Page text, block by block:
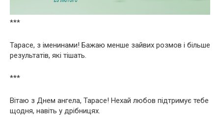
***
Тарасе, з іменинами! Бажаю менше зайвих розмов і більше
результатів, які тішать.
***
Вітаю з Днем ангела, Тарасе! Нехай любов підтримує тебе
щодня, навіть у дрібницях.